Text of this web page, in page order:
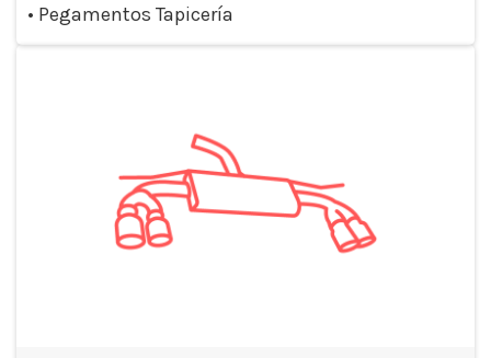
• Pegamentos Tapicería